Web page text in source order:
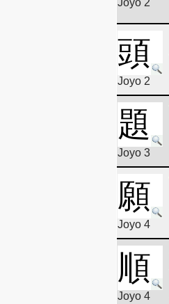
Joyo 2
頭
Joyo 2
題
Joyo 3
願
Joyo 4
順
Joyo 4